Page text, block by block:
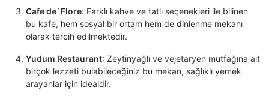
Cafe de`Flore: Farklı kahve ve tatlı seçenekleri ile bilinen
bu kafe, hem sosyal bir ortam hem de dinlenme mekanı
olarak tercih edilmektedir.
Yudum Restaurant: Zeytinyağlı ve vejetaryen mutfağına ait
birçok lezzeti bulabileceğiniz bu mekan, sağlıklı yemek
arayanlar için idealdir.